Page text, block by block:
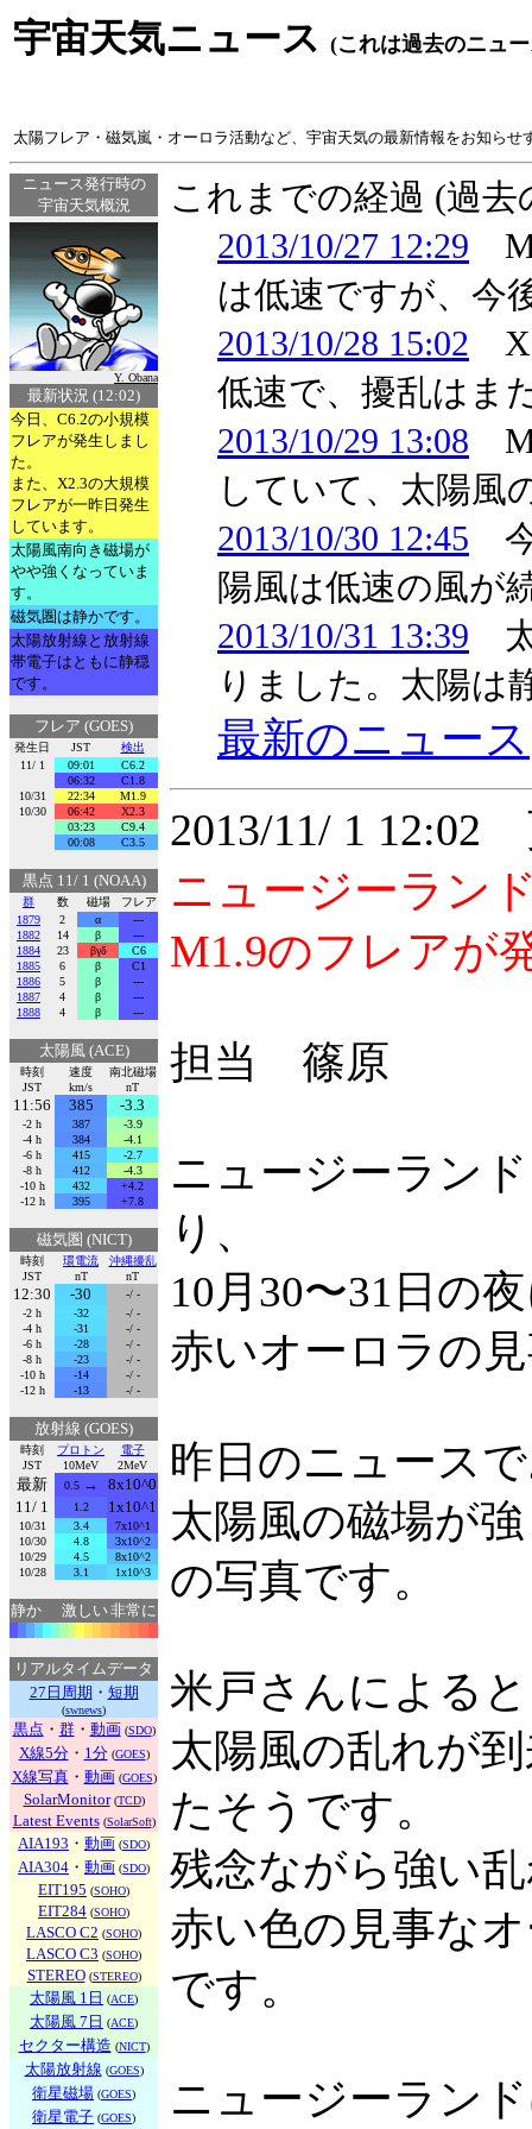
宇宙天気ニュース (これは過去のニュ
太陽フレア・磁気嵐・オーロラ活動など、宇宙天気の最新情報をお知らせ
ニュース発行時の
宇宙天気概況
Y. Obana
最新状況 (12:02)
今日、C6.2の小規模
フレアが発生しまし
た。
また、X2.3の大規模
フレアが一昨日発生
しています。
太陽風南向き磁場が
やや強くなっていま
す。
磁気圏は静かです。
太陽放射線と放射線
帯電子はともに静穏
です。
フレア (GOES)
発生日 JST
検出
11/ 1
09:01
C6.2
06:32
C1.8
10/31
22:34
M1.9
10/30
06:42
X2.3
03:23
C9.4
00:08
C3.5
黒点 11/ 1 (NOAA)
群 数 磁場
フレア
1879
2 α
---
1882
14 β
---
1884
23 βγδ
C6
1885
6 β
C1
1886
5 β
---
1887
4 β
---
1888
4 β ---
太陽風 (ACE)
時刻
JST
速度
km/s
南北磁場
nT
11:56 385 -3.3
-2 h 387
-3.9
-4 h
384
-4.1
-6 h
415
-2.7
-8 h
412
-4.3
-10 h
432
+4.2
-12 h
395 +7.8
磁気圏 (NICT)
時刻
JST
環電流
nT
沖縄擾乱
nT
12:30 -30
-/ -
-2 h
-32
-/ -
-4 h
-31
-/ -
-6 h
-28
-/ -
-8 h
-23
-/ -
-10 h
-14
-/ -
-12 h
-13 -/ -
放射線 (GOES)
時刻
JST
プロトン
10MeV
電子
2MeV
最新 0.5→
8x10^0
11/ 1
1.2 1x10^1
10/31 3.4
7x10^1
10/30
4.8
3x10^2
10/29
4.5
8x10^2
10/28
3.1 1x10^3
静か 激しい非常に
リアルタイムデータ
27日周期 ・ 短期
(swnews)
黒点 ・ 群・ 動画 (SDO)
X線5分・ 1分(GOES)
X線写真・ 動画 (GOES)
SolarMonitor(TCD)
Latest Events(SolarSoft)
AIA193 ・ 動画 (SDO)
AIA304 ・ 動画 (SDO)
EIT195 (SOHO)
EIT284 (SOHO)
LASCO C2 (SOHO)
LASCO C3 (SOHO)
STEREO(STEREO)
太陽風 1日 (ACE)
太陽風 7日 (ACE)
セクター構造 (NICT)
太陽放射線 (GOES)
衛星磁場 (GOES)
衛星電子 (GOES)
これまでの経過 (過
2013/10/27 12:29 M
は低速ですが、今
2013/10/28 15:02
低速で、擾乱はま
2013/10/29 13:08 M
していて、太陽風
2013/10/30 12:45
陽風は低速の風が
2013/10/31 13:39
りました。太陽は
最新のニュース
2013/11/ 1 12:02
ニュージーラン
M1.9のフレアが
担当 篠原
ニュージーラン
り、
10月30〜31日の
赤いオーロラの
昨日のニュース
太陽風の磁場が
の写真です。
米戸さんによる
太陽風の乱れが
たそうです。
残念ながら強い
赤い色の見事な
です。
ニュージーラン